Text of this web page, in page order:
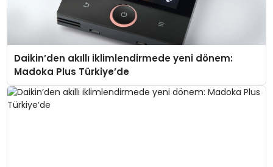
Daikin’den akıllı iklimlendirmede yeni dönem:
Madoka Plus Türkiye’de